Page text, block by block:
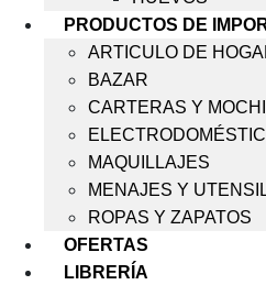
PRODUCTOS DE
ARTICULO DE
BAZAR
CARTERAS Y
MAQUILLAJES
MENAJES Y
ROPAS Y ZAPATOS
OFERTAS
LIBRERÍA